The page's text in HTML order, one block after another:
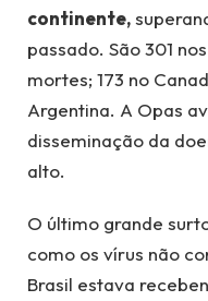
continente,
passado. São 301
mortes; 173 no
Argentina. A Opas
disseminação da
alto.
O último grande
como os vírus não
Brasil estava